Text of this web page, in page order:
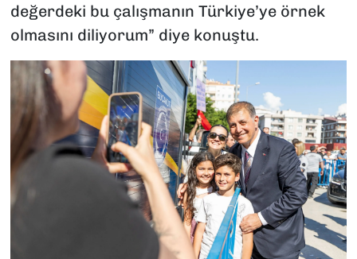
değerdeki bu çalışmanın Türkiye’ye örnek
olmasını diliyorum” diye konuştu.